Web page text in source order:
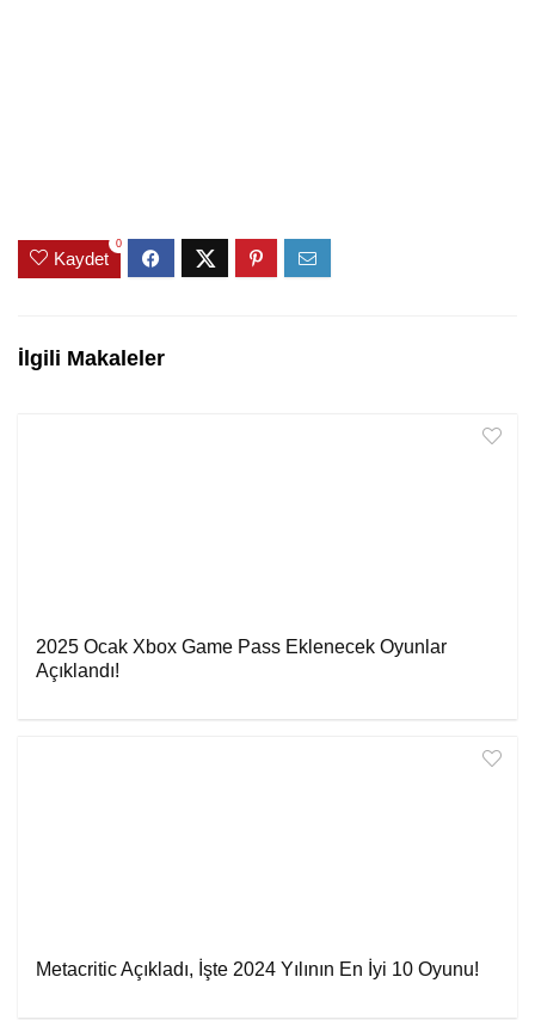
Kaydet
0
İlgili Makaleler
2025 Ocak Xbox Game Pass Eklenecek Oyunlar
Açıklandı!
Metacritic Açıkladı, İşte 2024 Yılının En İyi 10 Oyunu!